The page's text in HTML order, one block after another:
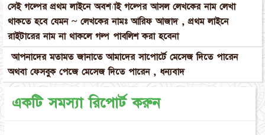
সেই গল্পের প্রথম লাইনে অবশ্যাই গল্পের আসল লেখকের নাম লেখা
থাকতে হবে যেমন ~ লেখকের নামঃ আরিফ আজাদ , প্রথম লাইনে
রাইটারের নাম না থাকলে গল্প পাবলিশ করা হবেনা
আপনাদের মতামত জানাতে আমাদের সাপোর্টে মেসেজ দিতে পারেন
অথবা ফেসবুক পেজে মেসেজ দিতে পারেন , ধন্যবাদ
একটি সমস্যা রিপোর্ট করুন